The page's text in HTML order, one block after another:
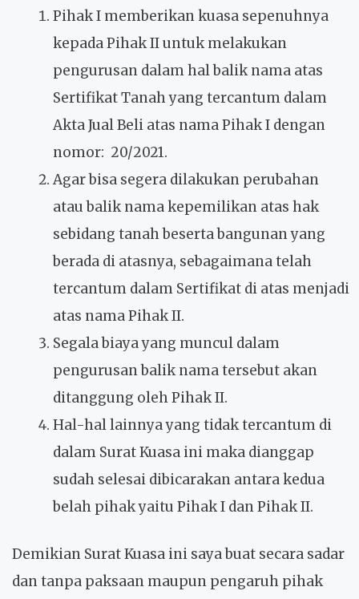
Pihak I memberikan kuasa sepenuhnya
kepada Pihak II untuk melakukan
pengurusan dalam hal balik nama atas
Sertifikat Tanah yang tercantum dalam
Akta Jual Beli atas nama Pihak I dengan
nomor: 20/2021.
Agar bisa segera dilakukan perubahan
atau balik nama kepemilikan atas hak
sebidang tanah beserta bangunan yang
berada di atasnya, sebagaimana telah
tercantum dalam Sertifikat di atas menjadi
atas nama Pihak II.
Segala biaya yang muncul dalam
pengurusan balik nama tersebut akan
ditanggung oleh Pihak II.
Hal-hal lainnya yang tidak tercantum di
dalam Surat Kuasa ini maka dianggap
sudah selesai dibicarakan antara kedua
belah pihak yaitu Pihak I dan Pihak II.
Demikian Surat Kuasa ini saya buat secara sadar
dan tanpa paksaan maupun pengaruh pihak